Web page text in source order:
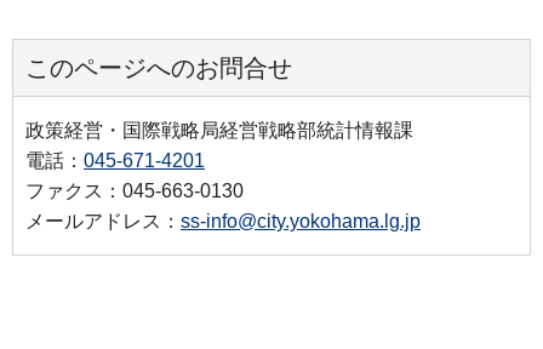
このページへのお問合せ
政策経営・国際戦略局経営戦略部統計情報課
電話： 045-671-4201
ファクス：045-663-0130
メールアドレス： ss-info@city.yokohama.lg.jp